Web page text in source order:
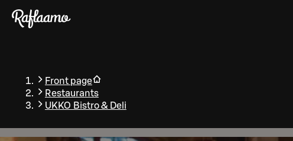
Skip to main content
Front page
Restaurants
UKKO Bistro & Deli